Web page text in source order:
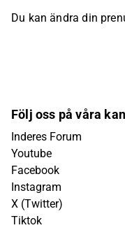
Du kan ändra din
Följ oss på våra
Inderes Forum
Youtube
Facebook
Instagram
X (Twitter)
Tiktok